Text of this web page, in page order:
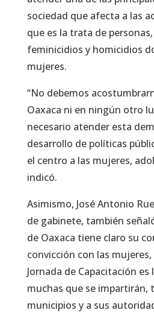
sociedad que afecta a las
que es la trata de
feminicidios y homicidios
mujeres.
“No debemos
Oaxaca ni en ningún otro
necesario atender esta
desarrollo de políticas
el centro a las mujeres,
indicó.
Asimismo, José Antonio
de gabinete, también
de Oaxaca tiene claro su
convicción con las
Jornada de Capacitación es
muchas que se impartirán,
municipios y a sus